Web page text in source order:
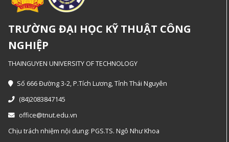
TRƯỜNG ĐẠI HỌC KỸ THUẬT CÔNG
NGHIỆP
THAINGUYEN UNIVERSITY OF TECHNOLOGY
Số 666 Đường 3-2, P.Tích Lương, Tỉnh Thái Nguyên
(84)2083847145
office@tnut.edu.vn
Chịu trách nhiệm nội dung: PGS.TS. Ngô Như Khoa